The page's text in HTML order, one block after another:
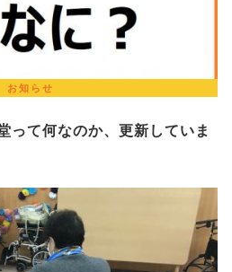
お知らせ
って何なのか、更新していま